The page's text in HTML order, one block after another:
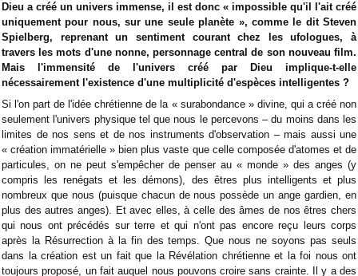
Dieu a créé un univers immense, il est donc « impossible qu'il l'ait créé
uniquement pour nous, sur une seule planète », comme le dit Steven
Spielberg, reprenant un sentiment courant chez les ufologues, à
travers les mots d'une nonne, personnage central de son nouveau film.
Mais l'immensité de l'univers créé par Dieu implique-t-elle
nécessairement l'existence d'une multiplicité d'espèces intelligentes ?
Si l'on part de l'idée chrétienne de la « surabondance » divine, qui a créé non
seulement l'univers physique tel que nous le percevons – du moins dans les
limites de nos sens et de nos instruments d'observation – mais aussi une
« création immatérielle » bien plus vaste que celle composée d'atomes et de
particules, on ne peut s'empêcher de penser au « monde » des anges (y
compris les renégats et les démons), des êtres plus intelligents et plus
nombreux que nous (puisque chacun de nous possède un ange gardien, en
plus des autres anges). Et avec elles, à celle des âmes de nos êtres chers
qui nous ont précédés sur terre et qui n'ont pas encore reçu leurs corps
après la Résurrection à la fin des temps. Que nous ne soyons pas seuls
dans la création est un fait que la Révélation chrétienne et la foi nous ont
toujours proposé, un fait auquel nous pouvons croire sans crainte. Il y a des